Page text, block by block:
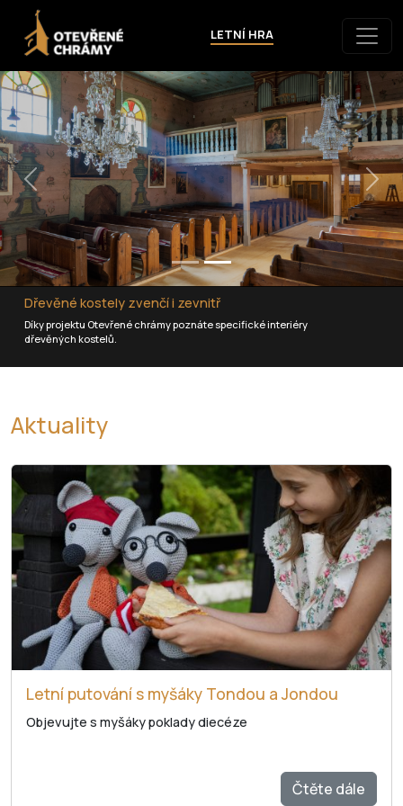
LETNÍ HRA
Previous
Dřevěné kostely zvenčí i zevnitř
Díky projektu Otevřené chrámy poznáte specifické interiéry
dřevěných kostelů.
Aktuality
Letní putování s myšáky Tondou a Jondou
Objevujte s myšáky poklady diecéze
Čtěte dále